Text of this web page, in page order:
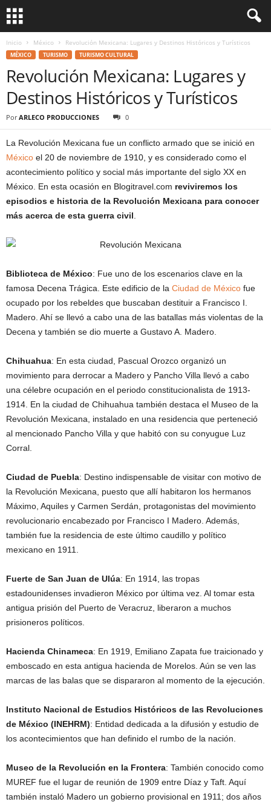
Inicio México Revolución Mexicana: Lugares y Destinos Históricos y Turísticos
MÉXICO TURISMO TURISMO CULTURAL
Revolución Mexicana: Lugares y
Destinos Históricos y Turísticos
Por ARLECO PRODUCCIONES 0
La Revolución Mexicana fue un conflicto armado que se inició en
México el 20 de noviembre de 1910, y es considerado como el
acontecimiento político y social más importante del siglo XX en
México. En esta ocasión en Blogitravel.com reviviremos los
episodios e historia de la Revolución Mexicana para conocer
más acerca de esta guerra civil
Biblioteca de México: Fue uno de los escenarios clave en la
famosa Decena Trágica. Este edificio de la Ciudad de México fue
ocupado por los rebeldes que buscaban destituir a Francisco I.
Madero. Ahí se llevó a cabo una de las batallas más violentas de la
Decena y también se dio muerte a Gustavo A. Madero.
Chihuahua: En esta ciudad, Pascual Orozco organizó un
movimiento para derrocar a Madero y Pancho Villa llevó a cabo
una célebre ocupación en el periodo constitucionalista de 1913-
1914. En la ciudad de Chihuahua también destaca el Museo de la
Revolución Mexicana, instalado en una residencia que perteneció
al mencionado Pancho Villa y que habitó con su conyugue Luz
Corral.
Ciudad de Puebla: Destino indispensable de visitar con motivo de
la Revolución Mexicana, puesto que allí habitaron los hermanos
Máximo, Aquiles y Carmen Serdán, protagonistas del movimiento
revolucionario encabezado por Francisco I Madero. Además,
también fue la residencia de este último caudillo y político
mexicano en 1911.
Fuerte de San Juan de Ulúa: En 1914, las tropas
estadounidenses invadieron México por última vez. Al tomar esta
antigua prisión del Puerto de Veracruz, liberaron a muchos
prisioneros políticos.
Hacienda Chinameca: En 1919, Emiliano Zapata fue traicionado y
emboscado en esta antigua hacienda de Morelos. Aún se ven las
marcas de las balas que se dispararon al momento de la ejecución.
Instituto Nacional de Estudios Históricos de las Revoluciones
de México (INEHRM): Entidad dedicada a la difusión y estudio de
los acontecimientos que han definido el rumbo de la nación.
Museo de la Revolución en la Frontera: También conocido como
MUREF fue el lugar de reunión de 1909 entre Díaz y Taft. Aquí
también instaló Madero un gobierno provisional en 1911; dos años